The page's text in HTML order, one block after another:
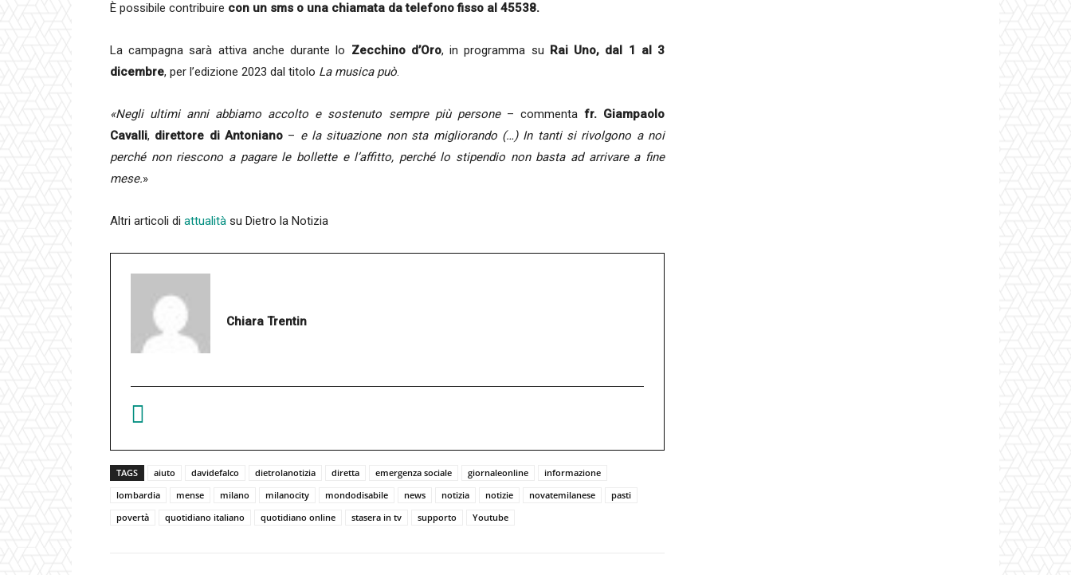
È possibile contribuire con un sms o una chiamata da telefono fisso al 45538.
La campagna sarà attiva anche durante lo Zecchino d’Oro, in programma su Rai Uno, dal 1 al 3
dicembre, per l’edizione 2023 dal titolo La musica può.
«Negli ultimi anni abbiamo accolto e sostenuto sempre più persone– commenta fr. Giampaolo
Cavalli, direttore di Antoniano – e la situazione non sta migliorando (…) In tanti si rivolgono a noi
perché non riescono a pagare le bollette e l’affitto, perché lo stipendio non basta ad arrivare a fine
mese.»
Altri articoli di attualità su Dietro la Notizia
Chiara Trentin
TAGS aiuto davidefalco dietrolanotizia diretta emergenza sociale giornaleonline
informazione
lombardia
mense milano milanocity mondodisabile news notizia notizie novatemilanese
pasti
povertà
quotidiano italiano quotidiano online stasera in tv supporto Youtube